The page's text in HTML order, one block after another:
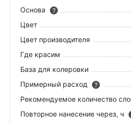
Основа
?
Цвет
Цвет производителя
Где красим
База для колеровки
Примерный расход
?
Рекомендуемое количество
Повторное нанесение через, ч